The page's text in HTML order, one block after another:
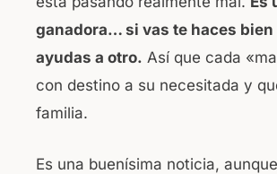
ganadora… si vas te haces bien
ayudas a otro. Así que cada
con destino a su necesitada y
familia.
Es una buenísima noticia,